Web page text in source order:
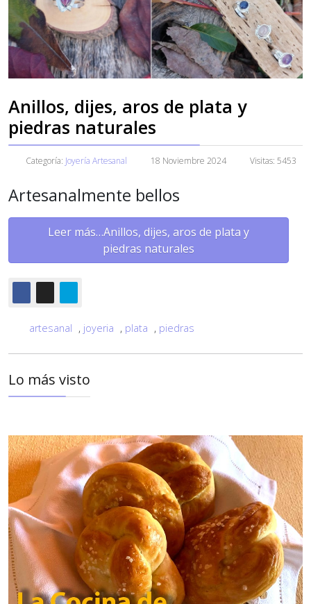
Anillos, dijes, aros de plata y
piedras naturales
Categoría: Joyería Artesanal 18 Noviembre 2024 Visitas: 5453
Artesanalmente bellos
Leer más…Anillos, dijes, aros de plata y
piedras naturales
artesanal , joyeria , plata , piedras
Lo más visto